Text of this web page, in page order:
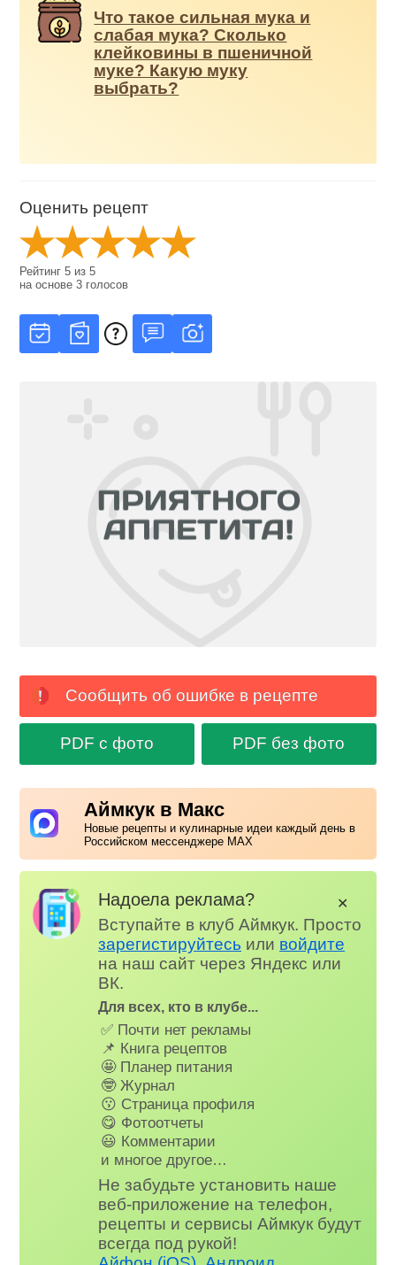
Что такое сильная мука и
слабая мука? Сколько
клейковины в пшеничной
муке? Какую муку
выбрать?
Оценить рецепт
Рейтинг5 из5
на основе3 голосов
Сообщить об ошибке в рецепте
PDF с фото PDF без фото
Аймкук в Макс
Новые рецепты и кулинарные идеи каждый день в
Российском мессенджере MAX
Надоела реклама?
Вступайте в клуб Аймкук. Просто
зарегистируйтесь или войдите
на наш сайт через Яндекс или
ВК.
Для всех, кто в клубе...
✅ Почти нет рекламы
📌 Книга рецептов
🤩 Планер питания
🤓 Журнал
😗 Страница профиля
😋 Фотоотчеты
😃 Комментарии
и многое другое…
Не забудьте установить наше
веб-приложение на телефон,
рецепты и сервисы Аймкук будут
всегда под рукой!
✕